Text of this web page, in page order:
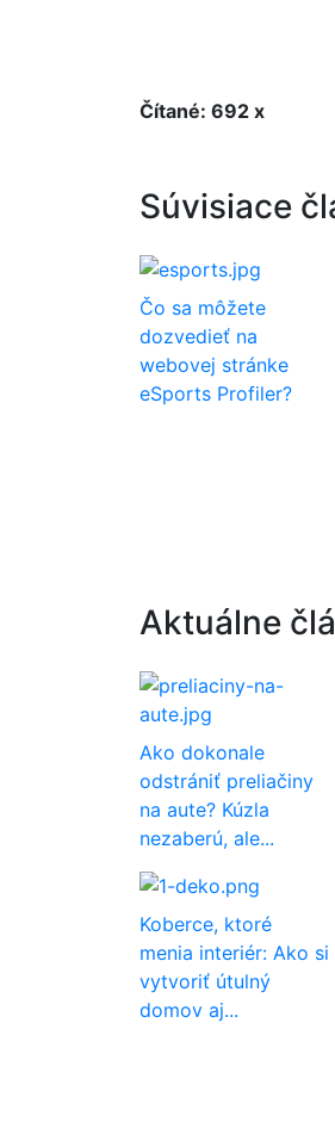
Čítané: 692 x
Súvisiace
Čo sa môžete
dozvedieť na
webovej stránke
eSports Profiler?
Aktuálne
Ako dokonale
odstrániť preliačiny
na aute? Kúzla
nezaberú, ale...
Koberce, ktoré
menia interiér: Ako si
vytvoriť útulný
domov aj...